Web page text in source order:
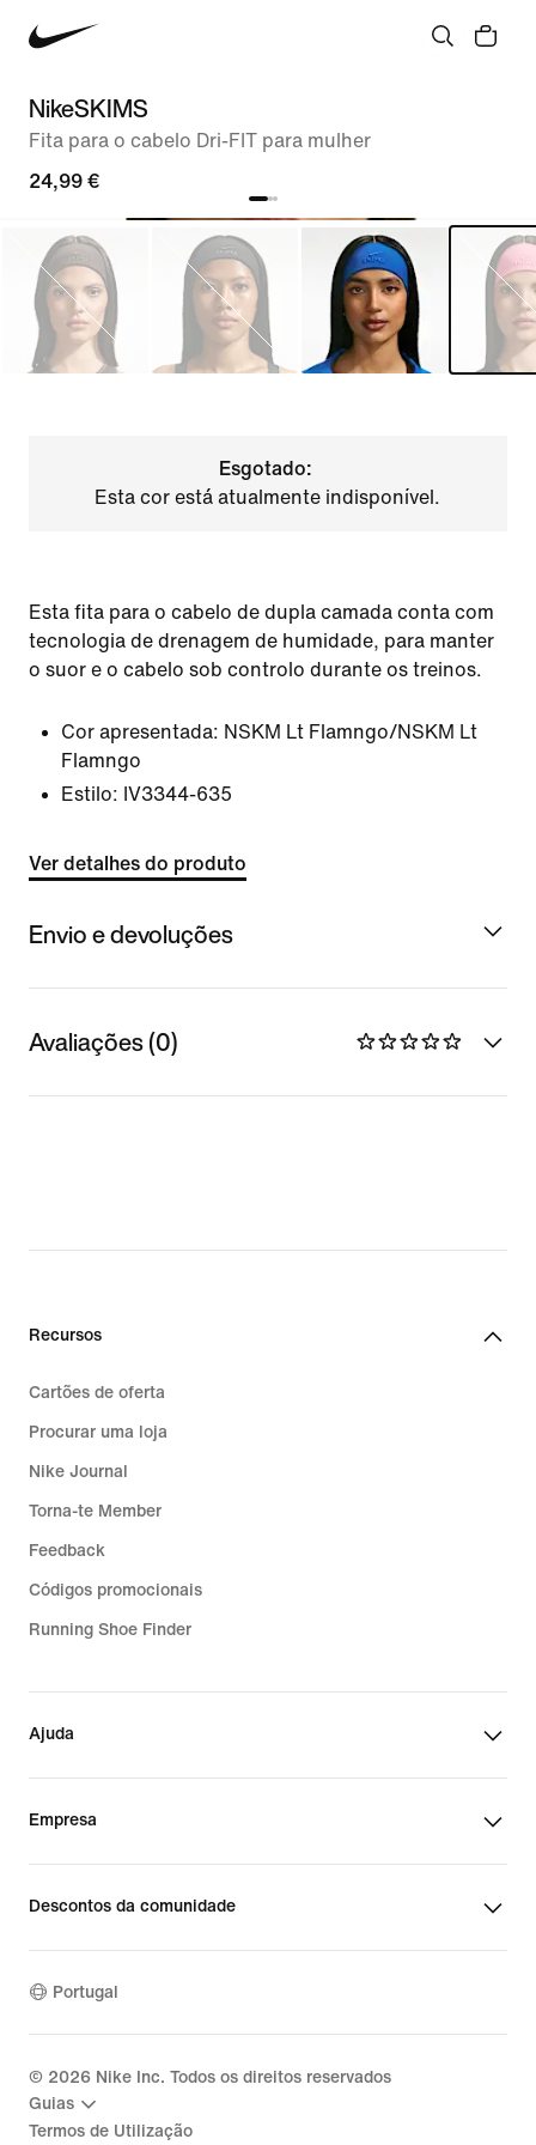
NikeSKIMS
Fita para o cabelo Dri-FIT para mulher
24,99 €
Esgotado:
Esta cor está atualmente indisponível.
Esta fita para o cabelo de dupla camada conta com
tecnologia de drenagem de humidade, para manter
o suor e o cabelo sob controlo durante os treinos.
Cor apresentada: NSKM Lt Flamngo/NSKM Lt
Flamngo
Estilo: IV3344-635
Ver detalhes do produto
Envio e devoluções
Avaliações (0)
Recursos
Cartões de oferta
Procurar uma loja
Nike Journal
Torna-te Member
Feedback
Códigos promocionais
Running Shoe Finder
Ajuda
Empresa
Descontos da comunidade
Portugal
© 2026 Nike Inc. Todos os direitos reservados
Guias
Termos de Utilização